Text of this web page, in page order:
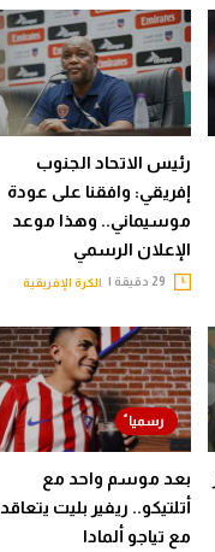
رئيس الاتحاد الجنوب
إفريقي: وافقنا على عودة
موسيماني.. وهذا موعد
الإعلان الرسمي
الكرة الإفريقية
بعد موسم واحد مع
أتلتيكو.. ريفير بليت يتعاقد
مع تياجو ألمادا